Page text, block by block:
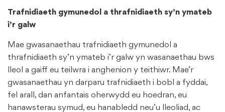
Trafnidiaeth gymunedol a thrafnidiaeth sy’n ymateb
i’r galw
Mae gwasanaethau trafnidiaeth gymunedol a
thrafnidiaeth sy’n ymateb i’r galw yn wasanaethau bws
lleol a gaiff eu teilwra i anghenion y teithiwr. Mae’r
gwasanaethau yn darparu trafnidiaeth i bobl a fyddai,
fel arall, dan anfantais oherwydd eu hoedran, eu
hanawsterau symud, eu hanabledd neu’u lleoliad, ac